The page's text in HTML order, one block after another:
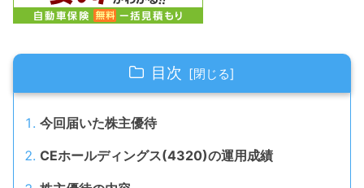
目次
今回届いた株主優待
CEホールディングス(4320)の運用成績